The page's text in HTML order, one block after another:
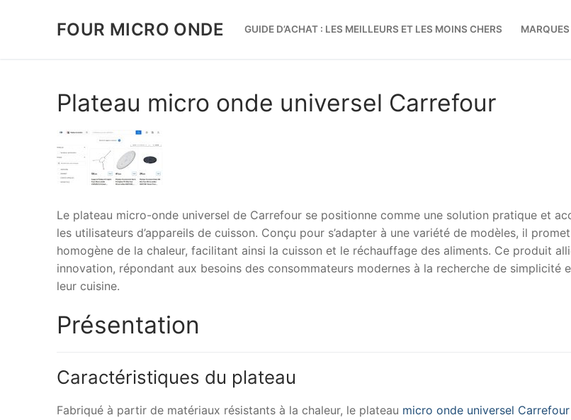
FOUR MICRO ONDE GUIDE D’ACHAT : LES MEILLEURS ET LES MOINS CHERS MARQUES
Plateau micro onde universel Carrefour
Le plateau micro-onde universel de Carrefour se positionne comme une solution pratique et
les utilisateurs d’appareils de cuisson. Conçu pour s’adapter à une variété de modèles, il
homogène de la chaleur, facilitant ainsi la cuisson et le réchauffage des aliments. Ce produit
innovation, répondant aux besoins des consommateurs modernes à la recherche de simplicité
leur cuisine.
Présentation
Caractéristiques du plateau
Fabriqué à partir de matériaux résistants à la chaleur, le plateau micro onde universel Carrefour